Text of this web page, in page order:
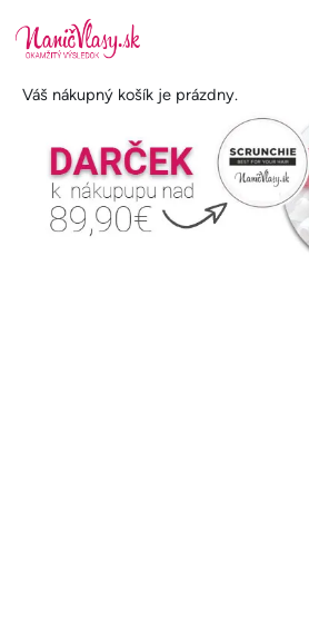
Váš nákupný košík je prázdny.